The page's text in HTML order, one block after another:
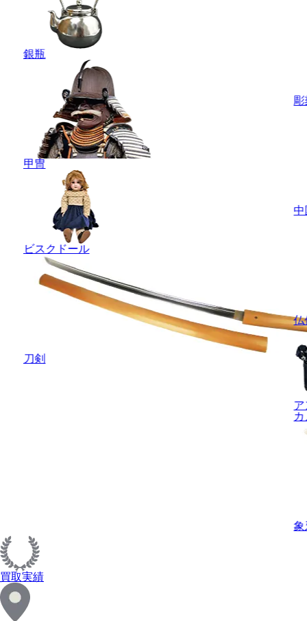
銀瓶
甲冑
ビスクドール
刀剣
彫
中
仏
ア
象
買取実績